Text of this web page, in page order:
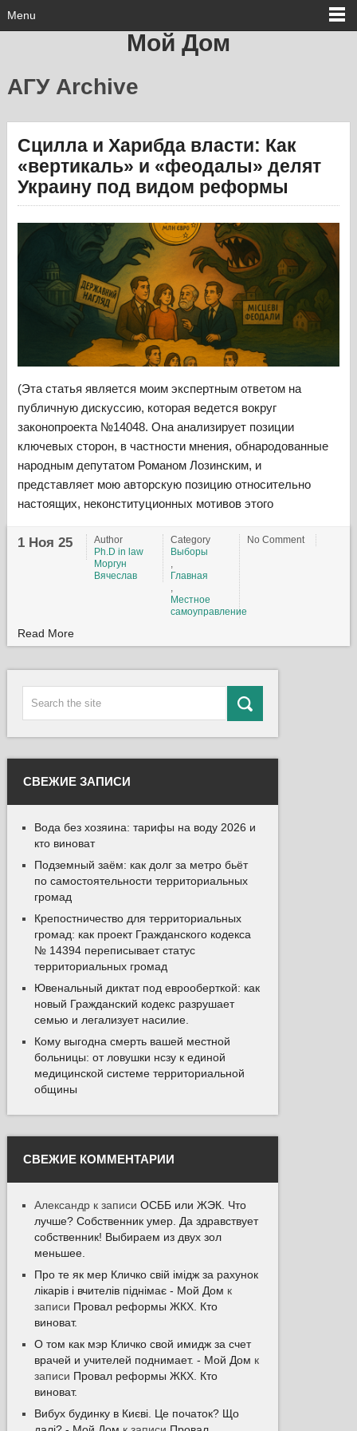
Menu
Мой Дом
АГУ Archive
Сцилла и Харибда власти: Как
«вертикаль» и «феодалы» делят
Украину под видом реформы
(Эта статья является моим экспертным ответом на
публичную дискуссию, которая ведется вокруг
законопроекта №14048. Она анализирует позиции
ключевых сторон, в частности мнения, обнародованные
народным депутатом Романом Лозинским, и
представляет мою авторскую позицию относительно
настоящих, неконституционных мотивов этого
1 Ноя 25
Author
Ph.D in law
Моргун
Вячеслав
Category
Выборы
Главная
Местное
самоуправление
No Comment
Read More
СВЕЖИЕ ЗАПИСИ
Вода без хозяина: тарифы на воду 2026 и
кто виноват
Подземный заём: как долг за метро бьёт
по самостоятельности территориальных
громад
Крепостничество для территориальных
громад: как проект Гражданского кодекса
№ 14394 переписывает статус
территориальных громад
Ювенальный диктат под еврооберткой: как
новый Гражданский кодекс разрушает
семью и легализует насилие.
Кому выгодна смерть вашей местной
больницы: от ловушки нсзу к единой
медицинской системе территориальной
общины
СВЕЖИЕ КОММЕНТАРИИ
Александрк записи ОСББ или ЖЭК. Что
лучше? Собственник умер. Да здравствует
собственник! Выбираем из двух зол
меньшее.
Про те як мер Кличко свій імідж за рахунок
лікарів і вчителів піднімає - Мой Дом к
записи Провал реформы ЖКХ. Кто
виноват.
О том как мэр Кличко свой имидж за счет
врачей и учителей поднимает. - Мой Дом к
записи Провал реформы ЖКХ. Кто
виноват.
Вибух будинку в Києві. Це початок? Що